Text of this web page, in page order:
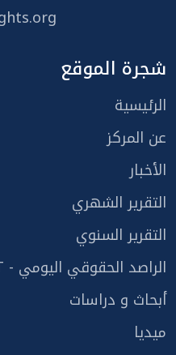
شجرة الموقع
الرئيسية
عن المركز
الأخبار
التقرير الشهري
التقرير السنوي
الراصد الحقوقي اليومي - OSINT
أبحاث و دراسات
ميديا